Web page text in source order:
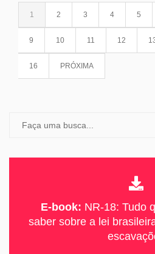
1 2 3 4 5
9 10 11 12
16 PRÓXIMA
E-book: NR-18: Tudo
saber sobre a lei